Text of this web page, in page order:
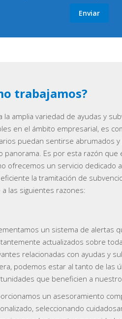
trabajamos?
la amplia variedad de ayudas y
en el ámbito empresarial, es
puedan sentirse abrumados
panorama. Es por esta razón que
ofrecemos un servicio dedicado
la tramitación de
las siguientes razones:
un sistema de alertas
actualizados sobre
relacionadas con ayudas y
podemos estar al tanto de las
que beneficien a
un asesoramiento
seleccionando